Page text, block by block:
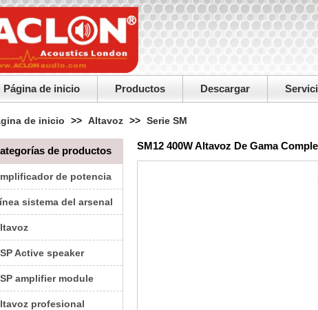
Página de inicio Productos Descargar
de inicio >> Altavoz >> Serie SM
de productos
de potencia
sistema del arsenal
Active speaker
amplifier module
profesional
SM12 400W Altavoz De Gama